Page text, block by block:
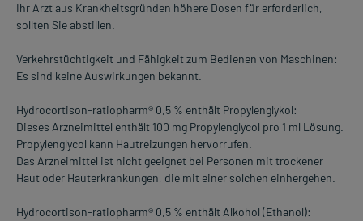
Ihr Arzt aus Krankheitsgründen höhere Dosen für erforderlich,
sollten Sie abstillen.
Verkehrstüchtigkeit und Fähigkeit zum Bedienen von Maschinen:
Es sind keine Auswirkungen bekannt.
Hydrocortison-ratiopharm® 0,5 % enthält Propylenglykol:
Dieses Arzneimittel enthält 100 mg Propylenglycol pro 1 ml Lösung.
Propylenglycol kann Hautreizungen hervorrufen.
Das Arzneimittel ist nicht geeignet bei Personen mit trockener
Haut oder Hauterkrankungen, die mit einer solchen einhergehen.
Hydrocortison-ratiopharm® 0,5 % enthält Alkohol (Ethanol):